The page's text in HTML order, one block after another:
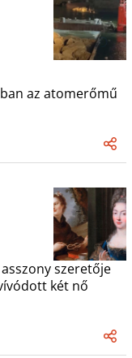
az atomerőmű
szeretője
két nő